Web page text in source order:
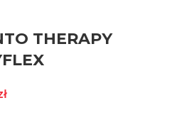
THERAPY